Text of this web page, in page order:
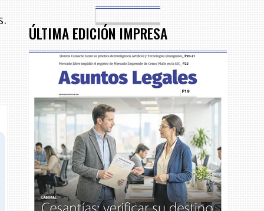
ÚLTIMA EDICIÓN IMPRESA